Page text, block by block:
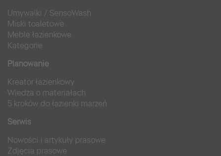
Umywalki / SensoWash
Miski toaletowe
Meble łazienkowe
Kategorie
Planowanie
Kreator łazienkowy
Wiedza o materiałach
5 kroków do łazienki marzeń
Serwis
Nowości i artykuły prasowe
Zdjęcia prasowe